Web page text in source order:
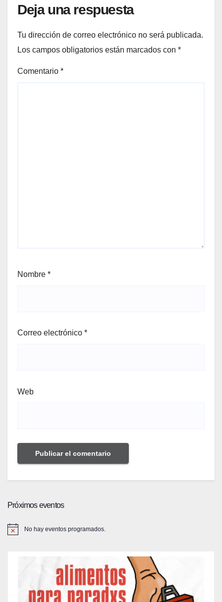
Deja una respuesta
Tu dirección de correo electrónico no será publicada.
Los campos obligatorios están marcados con *
Comentario *
Nombre *
Correo electrónico *
Web
Próximos eventos
No hay eventos programados.